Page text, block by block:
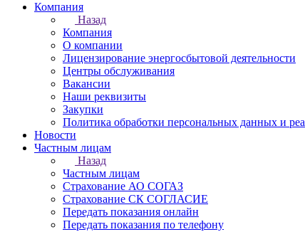
Компания
Назад
Компания
О компании
Лицензирование энергосбытовой деятельности
Центры обслуживания
Вакансии
Наши реквизиты
Закупки
Политика обработки персональных данных и
Новости
Частным лицам
Назад
Частным лицам
Страхование АО СОГАЗ
Страхование СК СОГЛАСИЕ
Передать показания онлайн
Передать показания по телефону